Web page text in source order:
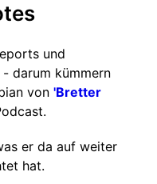
und
darum kümmern
von 'Bretter
er da auf weiter
hat.